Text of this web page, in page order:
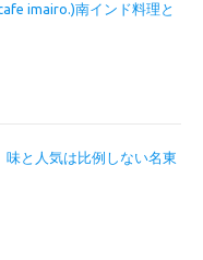
imairo.)南インド料理と
味と人気は比例しない名東